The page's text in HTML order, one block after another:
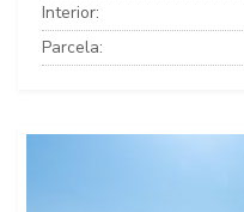
Interior:
Parcela: